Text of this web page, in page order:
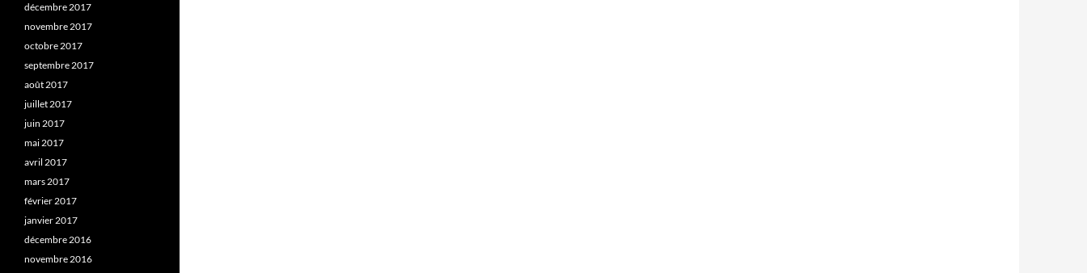
décembre 2017
novembre 2017
octobre 2017
septembre 2017
août 2017
juillet 2017
juin 2017
mai 2017
avril 2017
mars 2017
février 2017
janvier 2017
décembre 2016
novembre 2016